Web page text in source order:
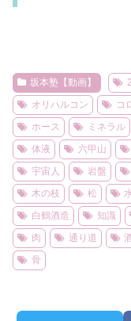
坂本塾【動画】
オリハルコン
コ
ホース
ミネラル
体液
六甲山
宇宙人
岩盤
木の枝
松
白鶴酒造
知識
肉
通り道
骨